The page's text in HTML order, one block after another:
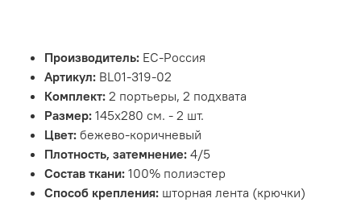
Производитель: ЕС-Россия
Артикул: BL01-319-02
Комплект: 2 портьеры, 2 подхвата
Размер: 145х280 см. - 2 шт.
Цвет: бежево-коричневый
Плотность, затемнение: 4/5
Состав ткани: 100% полиэстер
Способ крепления: шторная лента (крючки)